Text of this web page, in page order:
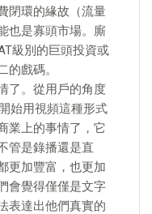
閉環的緣故（流量
也是寡頭市場。廝
級別的巨頭投資或
戲碼。
了。從用戶的角度
始用視頻這種形式
業上的事情了，它
管是錄播還是直
更加豐富，也更加
會覺得僅僅是文字
表達出他們真實的